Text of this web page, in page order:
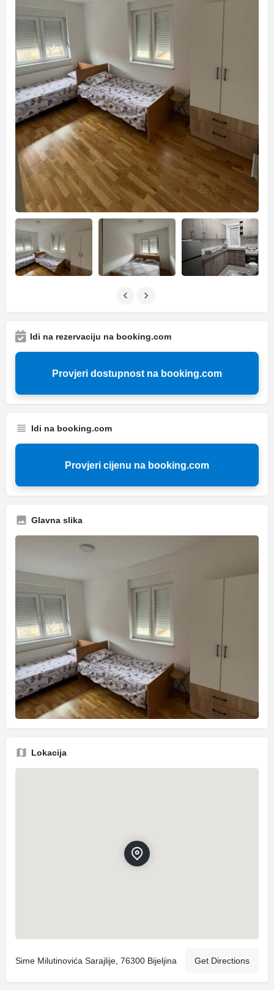
Idi na rezervaciju na booking.com
Provjeri dostupnost na booking.com
Idi na booking.com
Provjeri cijenu na booking.com
Glavna slika
Lokacija
Sime Milutinovića Sarajlije, 76300 Bijeljina Get Directions